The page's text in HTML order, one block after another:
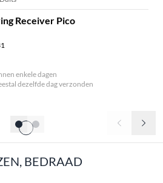
Receiver Pico
enkele dagen
dezelfde dag verzonden
BEDRAAD